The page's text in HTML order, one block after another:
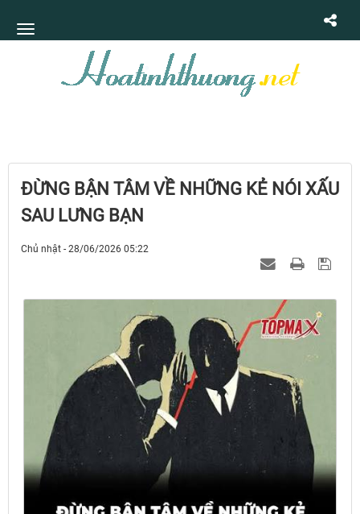
ĐỪNG BẬN TÂM VỀ NHỮNG KẺ NÓI XẤU
SAU LƯNG BẠN
Chủ nhật - 28/06/2026 05:22